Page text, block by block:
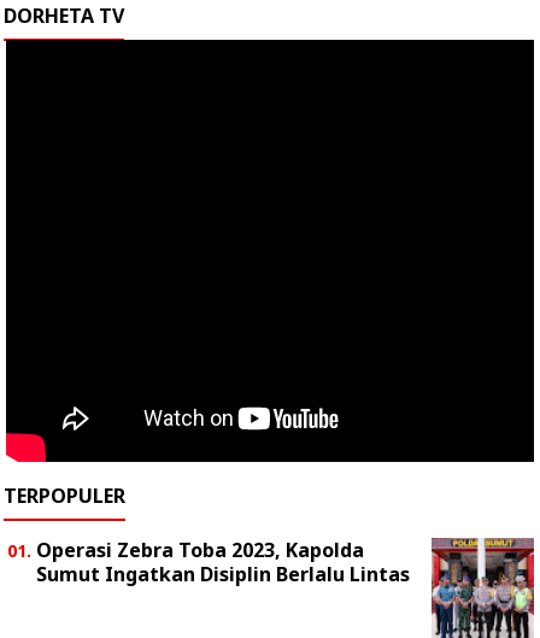
DORHETA TV
TERPOPULER
Operasi Zebra Toba 2023, Kapolda
Sumut Ingatkan Disiplin Berlalu Lintas